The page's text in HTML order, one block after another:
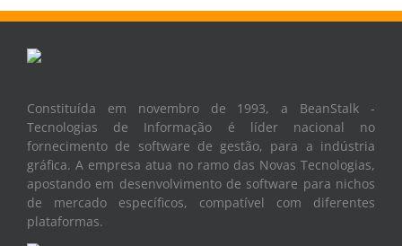
Constituída em novembro de 1993, a BeanStalk -
Tecnologias de Informação é líder nacional no
fornecimento de software de gestão, para a indústria
gráfica. A empresa atua no ramo das Novas Tecnologias,
apostando em desenvolvimento de software para nichos
de mercado específicos, compatível com diferentes
plataformas.